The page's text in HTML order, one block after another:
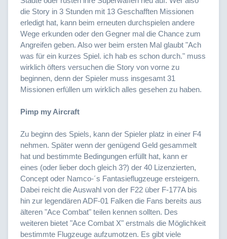
die Story in 3 Stunden mit 13 Geschafften Missionen
erledigt hat, kann beim erneuten durchspielen andere
Wege erkunden oder den Gegner mal die Chance zum
Angreifen geben. Also wer beim ersten Mal glaubt "Ach
was für ein kurzes Spiel. ich hab es schon durch." muss
wirklich öfters versuchen die Story von vorne zu
beginnen, denn der Spieler muss insgesamt 31
Missionen erfüllen um wirklich alles gesehen zu haben.
Pimp my Aircraft
Zu beginn des Spiels, kann der Spieler platz in einer F4
nehmen. Später wenn der genügend Geld gesammelt
hat und bestimmte Bedingungen erfüllt hat, kann er
eines (oder lieber doch gleich 3?) der 40 Lizenzierten,
Concept oder Namco-´s Fantasieflugzeuge ersteigern.
Dabei reicht die Auswahl von der F22 über F-177A bis
hin zur legendären ADF-01 Falken die Fans bereits aus
älteren "Ace Combat" teilen kennen sollten. Des
weiteren bietet "Ace Combat X" erstmals die Möglichkeit
bestimmte Flugzeuge aufzumotzen. Es gibt viele